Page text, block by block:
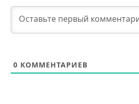
0 КОММЕНТАРИЕВ